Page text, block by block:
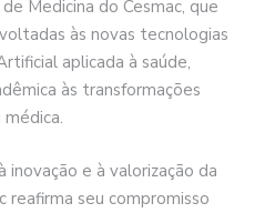
Medicina do Cesmac, que
às novas tecnologias
aplicada à saúde,
às transformações
inovação e à valorização da
reafirma seu compromisso